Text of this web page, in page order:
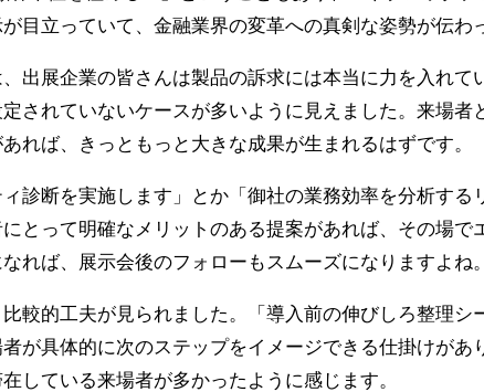
目立っていて、金融業界の変革への真剣な姿勢が伝わ
出展企業の皆さんは製品の訴求には本当に力を入れて
されていないケースが多いように見えました。来場者
れば、きっともっと大きな成果が生まれるはずです。
診断を実施します」とか「御社の業務効率を分析する
とって明確なメリットのある提案があれば、その場で
れば、展示会後のフォローもスムーズになりますよね。
較的工夫が見られました。「導入前の伸びしろ整理シ
が具体的に次のステップをイメージできる仕掛けがあ
している来場者が多かったように感じます。